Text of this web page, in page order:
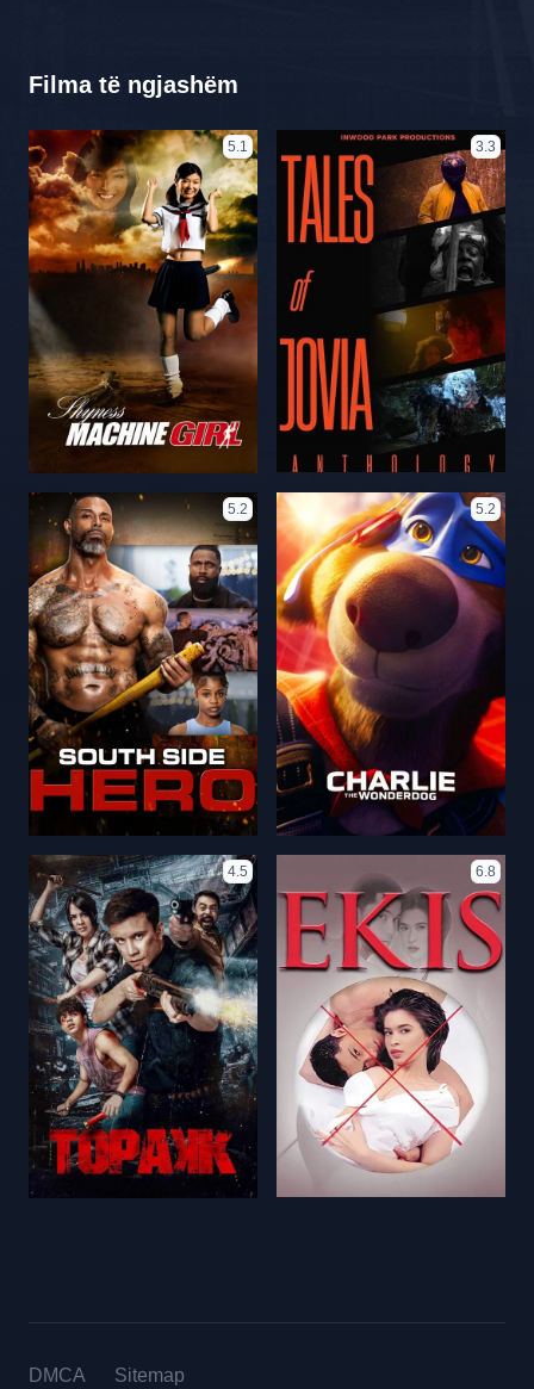
Filma të ngjashëm
5.1 3.3
5.2 5.2
4.5 6.8
DMCA Sitemap